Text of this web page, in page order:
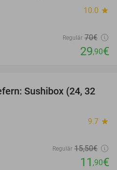
10.0 star
Regulär 70€
29,90€
23%
Sushibox (24, 32
9.7 star
Regulär 15,50€
11 ,90€